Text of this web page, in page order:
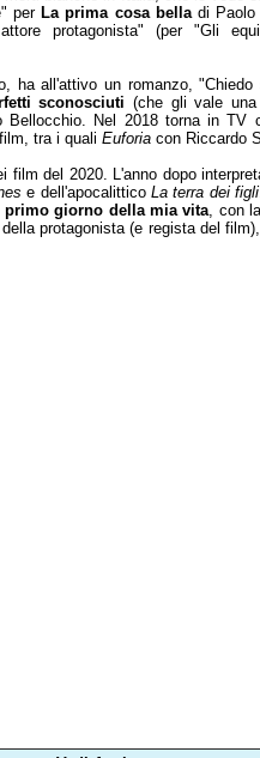
per La prima cosa belladi Paolo
protagonista" (per "Gli
ha all'attivo un romanzo,
sconosciuti (che gli vale
Nel 2018 torna in TV
tra i quali Euforia con Riccardo
film del 2020. L'anno dopo
e dell'apocalittico La terra dei figli
Il primo giorno della mia vita, con
protagonista (e regista del